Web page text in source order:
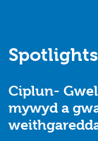
Spotlights
Ciplun-
mywyd a